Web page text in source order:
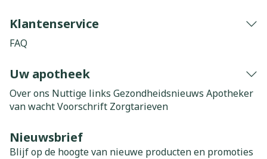
Klantenservice
FAQ
Uw apotheek
Over ons Nuttige links Gezondheidsnieuws Apotheker
van wachtVoorschrift Zorgtarieven
Nieuwsbrief
Blijf op de hoogte van nieuwe producten en promoties